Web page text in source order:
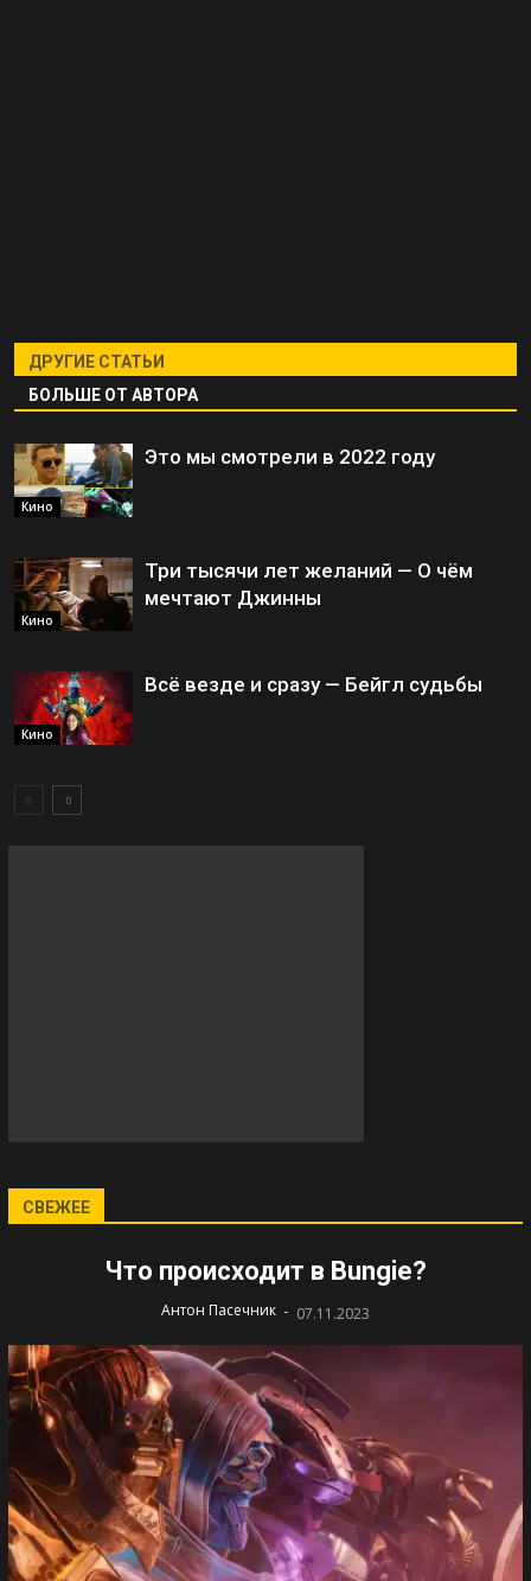
ДРУГИЕ СТАТЬИ
БОЛЬШЕ ОТ АВТОРА
Кино
Это мы смотрели в 2022 году
Кино
Три тысячи лет желаний — О чём
мечтают Джинны
Кино
Всё везде и сразу — Бейгл судьбы
СВЕЖЕЕ
Что происходит в Bungie?
Антон Пасечник - 07.11.2023